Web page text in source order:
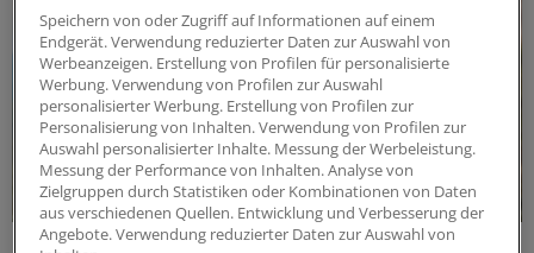
Impflücken bei Chronikern
Speichern von oder Zugriff auf Informationen auf einem
Endgerät. Verwendung reduzierter Daten zur Auswahl von
Werbeanzeigen. Erstellung von Profilen für personalisierte
Werbung. Verwendung von Profilen zur Auswahl
personalisierter Werbung. Erstellung von Profilen zur
Personalisierung von Inhalten. Verwendung von Profilen zur
Auswahl personalisierter Inhalte. Messung der Werbeleistung.
Messung der Performance von Inhalten. Analyse von
Zielgruppen durch Statistiken oder Kombinationen von Daten
aus verschiedenen Quellen. Entwicklung und Verbesserung der
Angebote. Verwendung reduzierter Daten zur Auswahl von